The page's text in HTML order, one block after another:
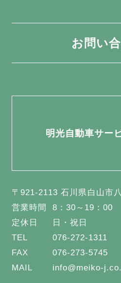
お問い
明光自動車サー
〒921-2113 石川県白山市
営業時間
8：30～19：00
定休日
日・祝日
TEL
076-272-1311
FAX
076-273-5745
MAIL
info@meiko-